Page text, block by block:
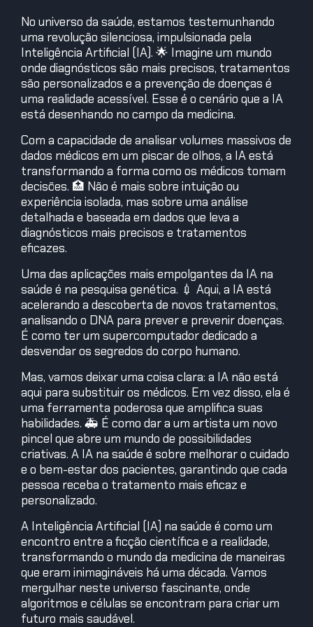
No universo da saúde, estamos testemunhando
uma revolução silenciosa, impulsionada pela
Inteligência Artificial (IA). 🌟 Imagine um mundo
onde diagnósticos são mais precisos, tratamentos
são personalizados e a prevenção de doenças é
uma realidade acessível. Esse é o cenário que a IA
está desenhando no campo da medicina.
Com a capacidade de analisar volumes massivos de
dados médicos em um piscar de olhos, a IA está
transformando a forma como os médicos tomam
decisões. 🏥 Não é mais sobre intuição ou
experiência isolada, mas sobre uma análise
detalhada e baseada em dados que leva a
diagnósticos mais precisos e tratamentos
eficazes.
Uma das aplicações mais empolgantes da IA na
saúde é na pesquisa genética. 💉 Aqui, a IA está
acelerando a descoberta de novos tratamentos,
analisando o DNA para prever e prevenir doenças.
É como ter um supercomputador dedicado a
desvendar os segredos do corpo humano.
Mas, vamos deixar uma coisa clara: a IA não está
aqui para substituir os médicos. Em vez disso, ela é
uma ferramenta poderosa que amplifica suas
habilidades. 🚑 É como dar a um artista um novo
pincel que abre um mundo de possibilidades
criativas. A IA na saúde é sobre melhorar o cuidado
e o bem-estar dos pacientes, garantindo que cada
pessoa receba o tratamento mais eficaz e
personalizado.
A Inteligência Artificial (IA) na saúde é como um
encontro entre a ficção científica e a realidade,
transformando o mundo da medicina de maneiras
que eram inimagináveis há uma década. Vamos
mergulhar neste universo fascinante, onde
algoritmos e células se encontram para criar um
futuro mais saudável.